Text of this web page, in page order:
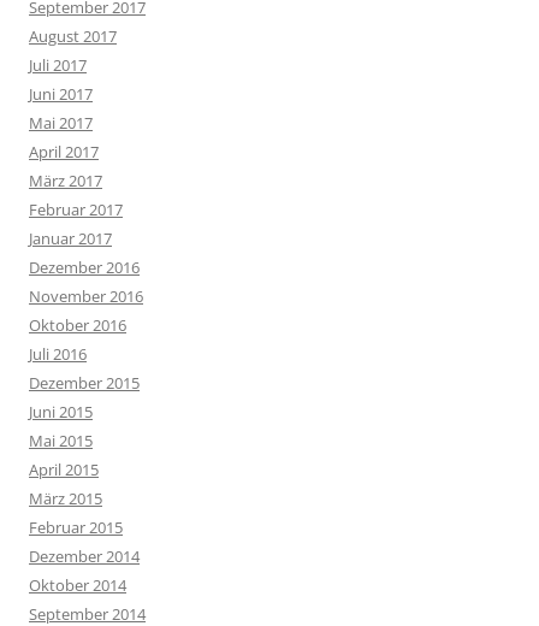
September 2017
August 2017
Juli 2017
Juni 2017
Mai 2017
April 2017
März 2017
Februar 2017
Januar 2017
Dezember 2016
November 2016
Oktober 2016
Juli 2016
Dezember 2015
Juni 2015
Mai 2015
April 2015
März 2015
Februar 2015
Dezember 2014
Oktober 2014
September 2014